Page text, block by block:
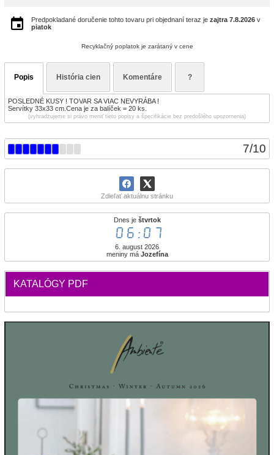
7/10
Zdieľať aktuálnu stránku
Dnes je štvrtok
06:07
6. august 2026
meniny má Jozefína
KATALÓGY PDF
Predpokladané doručenie tohto tovaru pri objednaní teraz je zajtra 7.8.2026 v
piatok
Recyklačný poplatok je zarátaný v cene
Popis História cien Komentáre ?
POSLEDNÉ KUSY ! TOVAR SA VIAC NEVYRÁBA !
Servítky 33x33 cm.Cena je za balíček = 20 ks.
(vyhradzujeme si právo meniť tieto popisy a špecifikácie bez predošlého upozornenia)